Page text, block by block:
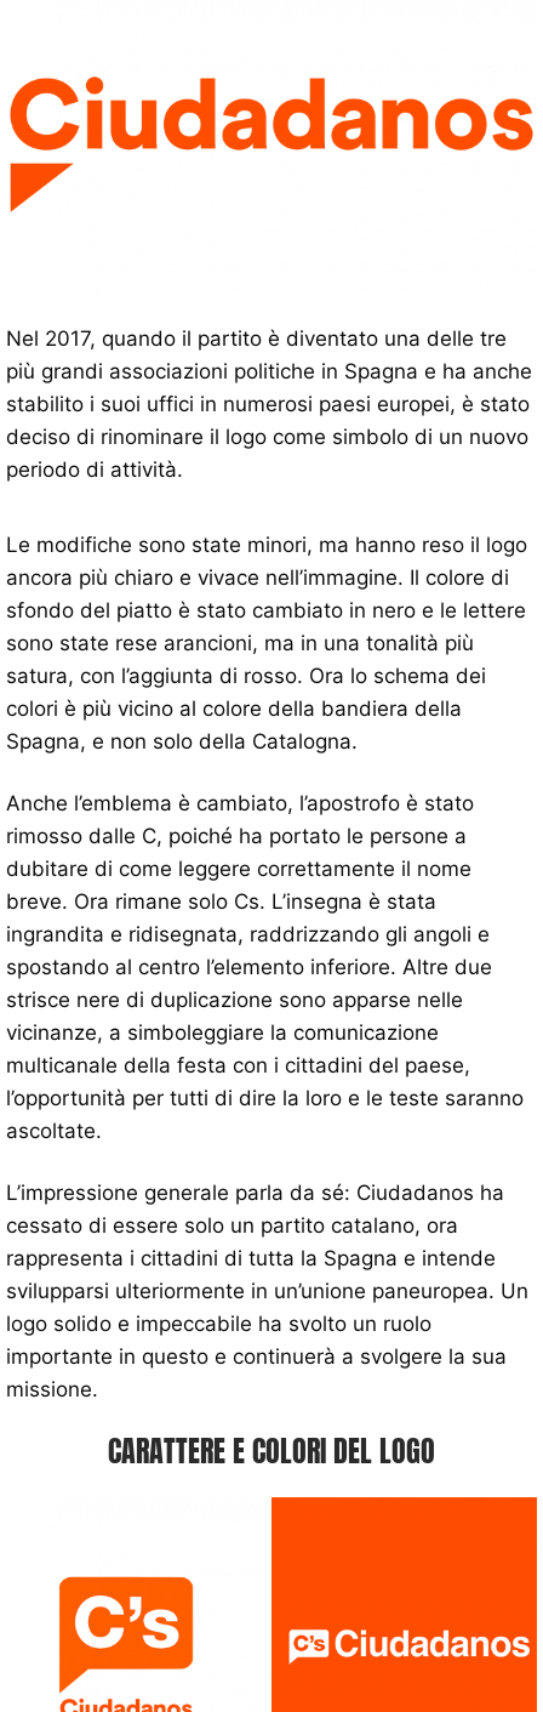
Nel 2017, quando il partito è diventato una delle tre
più grandi associazioni politiche in Spagna e ha anche
stabilito i suoi uffici in numerosi paesi europei, è stato
deciso di rinominare il logo come simbolo di un nuovo
periodo di attività.
Le modifiche sono state minori, ma hanno reso il logo
ancora più chiaro e vivace nell’immagine. Il colore di
sfondo del piatto è stato cambiato in nero e le lettere
sono state rese arancioni, ma in una tonalità più
satura, con l’aggiunta di rosso. Ora lo schema dei
colori è più vicino al colore della bandiera della
Spagna, e non solo della Catalogna.
Anche l’emblema è cambiato, l’apostrofo è stato
rimosso dalle C, poiché ha portato le persone a
dubitare di come leggere correttamente il nome
breve. Ora rimane solo Cs. L’insegna è stata
ingrandita e ridisegnata, raddrizzando gli angoli e
spostando al centro l’elemento inferiore. Altre due
strisce nere di duplicazione sono apparse nelle
vicinanze, a simboleggiare la comunicazione
multicanale della festa con i cittadini del paese,
l’opportunità per tutti di dire la loro e le teste saranno
ascoltate.
L’impressione generale parla da sé: Ciudadanos ha
cessato di essere solo un partito catalano, ora
rappresenta i cittadini di tutta la Spagna e intende
svilupparsi ulteriormente in un’unione paneuropea. Un
logo solido e impeccabile ha svolto un ruolo
importante in questo e continuerà a svolgere la sua
missione.
CARATTERE E COLORI DEL LOGO